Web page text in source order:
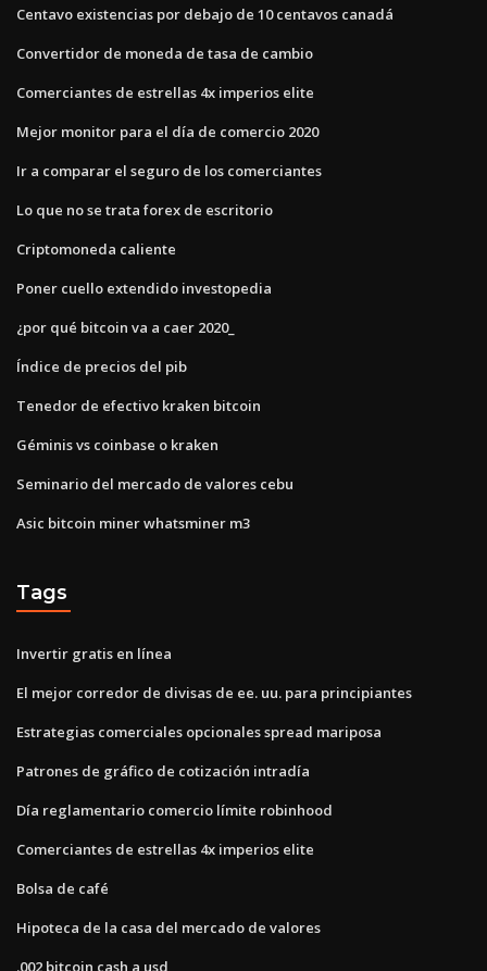
Centavo existencias por debajo de 10 centavos canadá
Convertidor de moneda de tasa de cambio
Comerciantes de estrellas 4x imperios elite
Mejor monitor para el día de comercio 2020
Ir a comparar el seguro de los comerciantes
Lo que no se trata forex de escritorio
Criptomoneda caliente
Poner cuello extendido investopedia
¿por qué bitcoin va a caer 2020_
Índice de precios del pib
Tenedor de efectivo kraken bitcoin
Géminis vs coinbase o kraken
Seminario del mercado de valores cebu
Asic bitcoin miner whatsminer m3
Tags
Invertir gratis en línea
El mejor corredor de divisas de ee. uu. para principiantes
Estrategias comerciales opcionales spread mariposa
Patrones de gráfico de cotización intradía
Día reglamentario comercio límite robinhood
Comerciantes de estrellas 4x imperios elite
Bolsa de café
Hipoteca de la casa del mercado de valores
.002 bitcoin cash a usd